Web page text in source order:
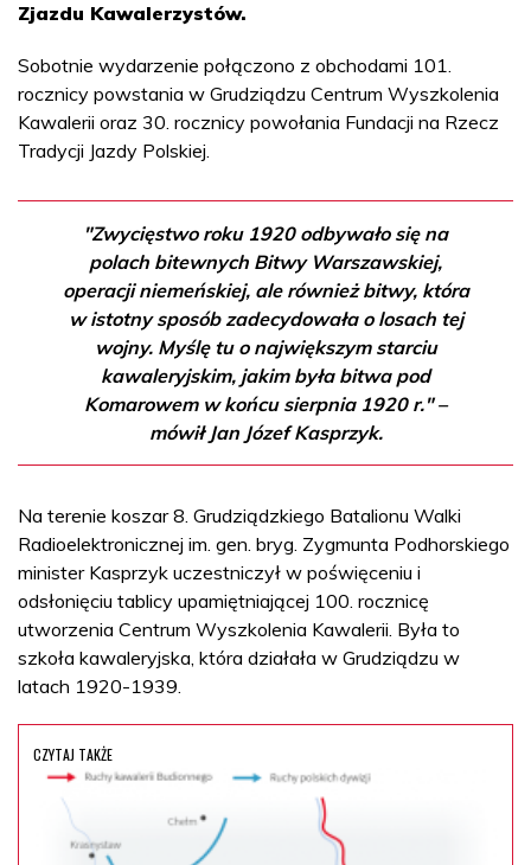
Zjazdu Kawalerzystów.
Sobotnie wydarzenie połączono z obchodami 101.
rocznicy powstania w Grudziądzu Centrum Wyszkolenia
Kawalerii oraz 30. rocznicy powołania Fundacji na Rzecz
Tradycji Jazdy Polskiej.
"Zwycięstwo roku 1920 odbywało się na
polach bitewnych Bitwy Warszawskiej,
operacji niemeńskiej, ale również bitwy, która
w istotny sposób zadecydowała o losach tej
wojny. Myślę tu o największym starciu
kawaleryjskim, jakim była bitwa pod
Komarowem w końcu sierpnia 1920 r." –
mówił Jan Józef Kasprzyk.
Na terenie koszar 8. Grudziądzkiego Batalionu Walki
Radioelektronicznej im. gen. bryg. Zygmunta Podhorskiego
minister Kasprzyk uczestniczył w poświęceniu i
odsłonięciu tablicy upamiętniającej 100. rocznicę
utworzenia Centrum Wyszkolenia Kawalerii. Była to
szkoła kawaleryjska, która działała w Grudziądzu w
latach 1920-1939.
CZYTAJ TAKŻE